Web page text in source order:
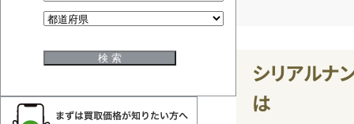
シリアルナ
は